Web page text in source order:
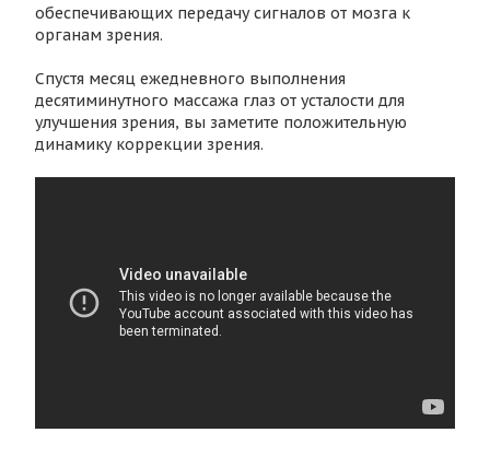
обеспечивающих передачу сигналов от мозга к
органам зрения.
Спустя месяц ежедневного выполнения
десятиминутного массажа глаз от усталости для
улучшения зрения, вы заметите положительную
динамику коррекции зрения.